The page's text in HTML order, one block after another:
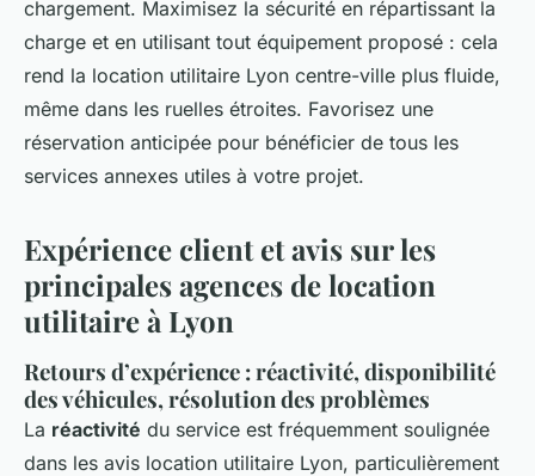
chargement. Maximisez la sécurité en répartissant la
charge et en utilisant tout équipement proposé : cela
rend la location utilitaire Lyon centre-ville plus fluide,
même dans les ruelles étroites. Favorisez une
réservation anticipée pour bénéficier de tous les
services annexes utiles à votre projet.
Expérience client et avis sur les
principales agences de location
utilitaire à Lyon
Retours d’expérience : réactivité, disponibilité
des véhicules, résolution des problèmes
La réactivité du service est fréquemment soulignée
dans les avis location utilitaire Lyon, particulièrement